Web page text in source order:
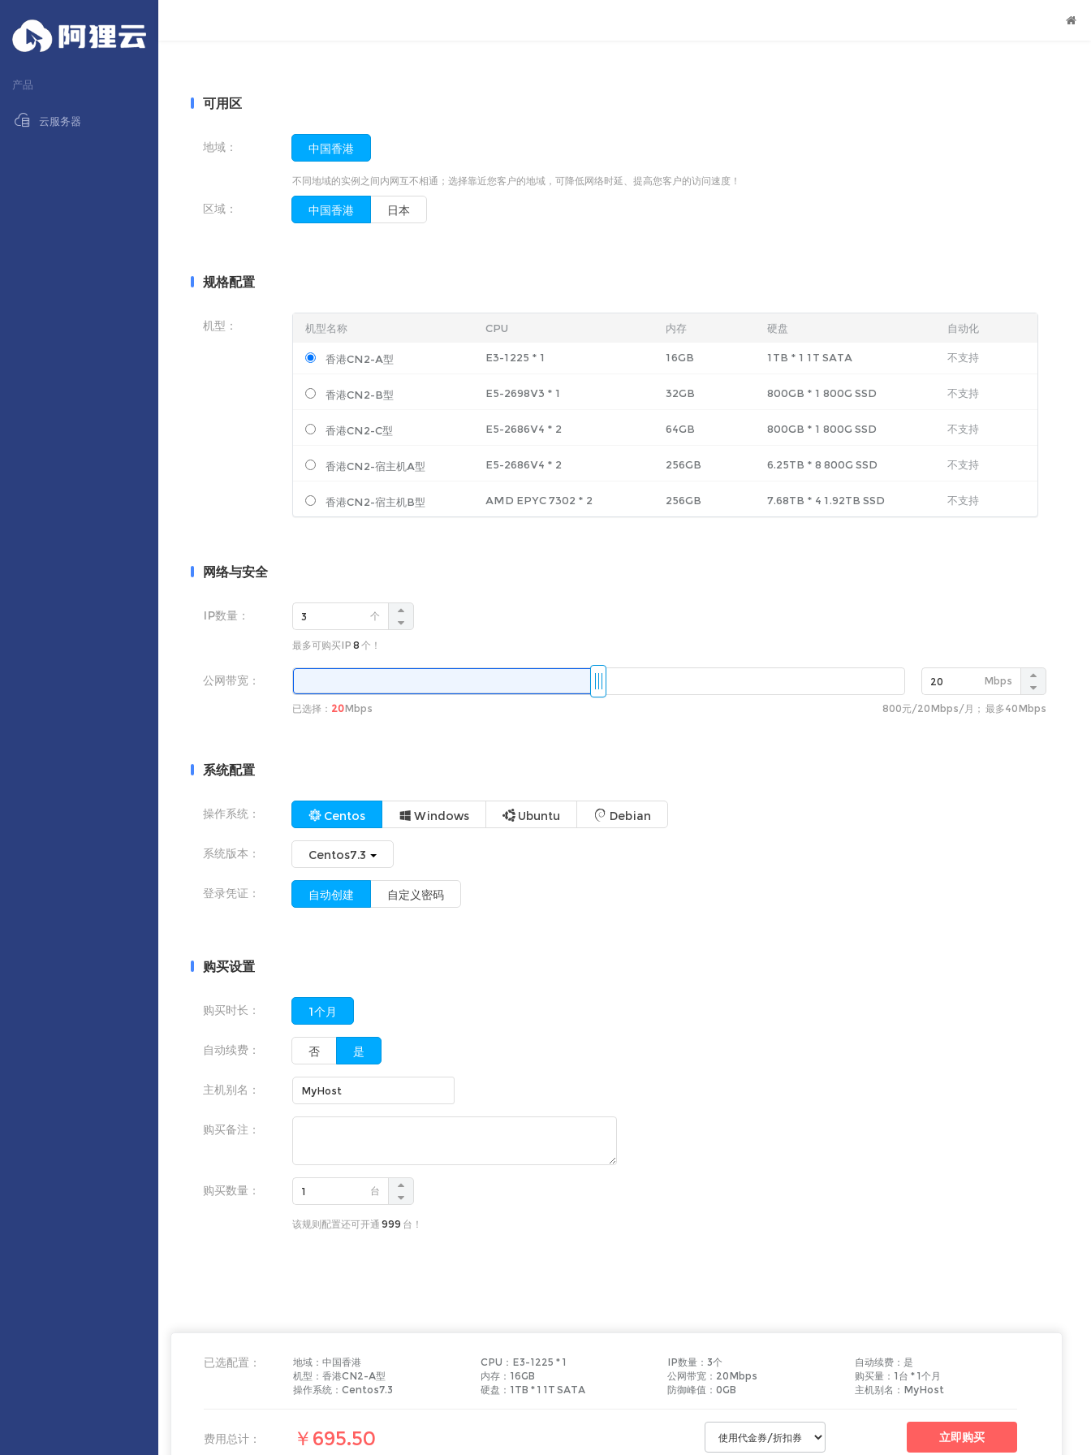
产品
云服务器
可用区
地域： 中国香港
不同地域的实例之间内网互不相通；选择靠近您客户的地域，可降低网络时延、提高您客户的访问速度！
区域： 中国香港 日本
规格配置
机型 ： 机型名称 CPU 内存 硬盘 自动化
香港CN2-A型 E3-1225 * 1 16GB 1TB * 1 1T SATA 不支持
香港CN2-B型 E5-2698V3 * 1 32GB 800GB * 1 800G SSD 不支持
香港CN2-C型 E5-2686V4 * 2 64GB 800GB * 1 800G SSD 不支持
香港CN2-宿主机A型 E5-2686V4 * 2 256GB 6.25TB *8 800G SSD 不支持
香港CN2-宿主机B型 AMD EPYC 7302 * 2 256GB 7.68TB * 4 1.92TB SSD 不支持
网络与安全
IP数量： 个
最多可购买IP 8 个！
公网带宽： Mbps
800元/20Mbps/月 ； 最多40Mbps
已选择： 20Mbps
系统配置
操作系统： Centos Windows Ubuntu Debian
系统版本： Centos7.3
登录凭证： 自动创建 自定义密码
购买设置
购买时长： 1个月
自动续费： 否 是
主机别名：
购买备注：
购买数量： 台
该规则配置还可开通 999 台！
已选配置： 地域： 中国香港
机型： 香港CN2-A型
操作系统： Centos7.3
CPU： E3-1225 * 1
内存： 16GB
硬盘： 1TB * 1 1T SATA
IP数量： 3个
公网带宽： 20Mbps
防御峰值： 0GB
自动续费： 是
购买量： 1 台 * 1个月
主机别名： MyHost
费用总计： 立即购买
￥695.50
© 2018-2026 aliyun9.com 版权所有